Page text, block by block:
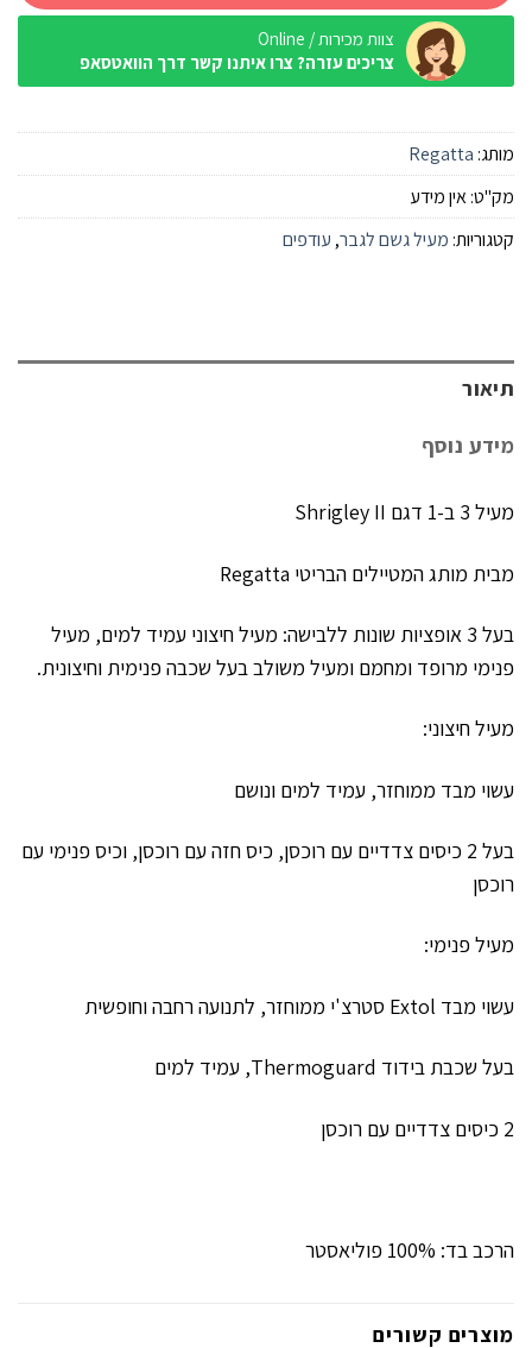
צוות מכירות / Online
צריכים עזרה? צרו איתנו קשר דרך הוואטסאפ
מותג: Regatta
מק"ט:אין מידע
קטגוריות: מעיל גשם לגבר, עודפים
תיאור
מידע נוסף
מעיל 3 ב-1 דגם Shrigley II
מבית מותג המטיילים הבריטי Regatta
בעל 3 אופציות שונות ללבישה: מעיל חיצוני עמיד למים, מעיל
פנימי מרופד ומחמם ומעיל משולב בעל שכבה פנימית וחיצונית.
מעיל חיצוני:
עשוי מבד ממוחזר, עמיד למים ונושם
בעל 2 כיסים צדדיים עם רוכסן, כיס חזה עם רוכסן, וכיס פנימי עם
רוכסן
מעיל פנימי:
עשוי מבד Extol סטרצ'י ממוחזר, לתנועה רחבה וחופשית
בעל שכבת בידוד Thermoguard, עמיד למים
2 כיסים צדדיים עם רוכסן
הרכב בד: 100% פוליאסטר
מוצרים קשורים